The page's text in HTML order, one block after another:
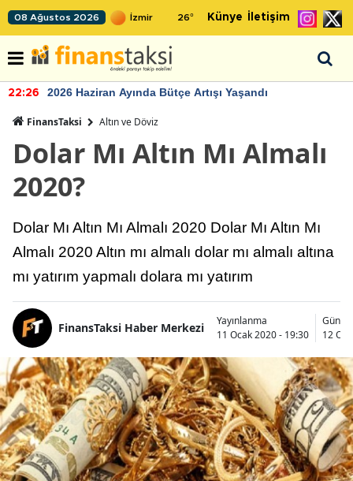
08 Ağustos 2026 26° Künye İletişim
22:26 2026 Haziran Ayında Bütçe Artışı Yaşandı
FinansTaksi Altın ve Döviz
Dolar Mı Altın Mı Almalı
2020?
Dolar Mı Altın Mı Almalı 2020 Dolar Mı Altın Mı
Almalı 2020 Altın mı almalı dolar mı almalı altına
mı yatırım yapmalı dolara mı yatırım
FinansTaksi Haber Merkezi
Yayınlanma
11 Ocak 2020 - 19:30
12